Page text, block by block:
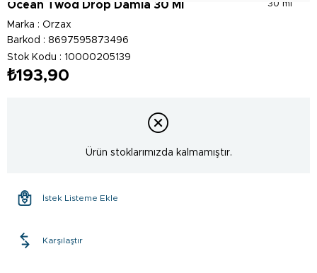
30 ml
Ocean Twod Drop Damla 30 Ml
Marka : Orzax
Barkod : 8697595873496
Stok Kodu
10000205139
₺193,90
Ürün stoklarımızda kalmamıştır.
İstek Listeme Ekle
Karşılaştır